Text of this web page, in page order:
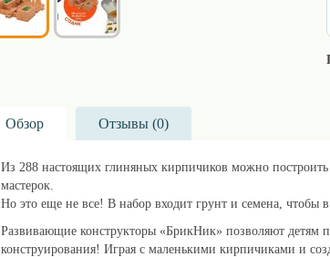
Обзор Отзывы (0)
Из 288 настоящих глиняных кирпичиков можно построить
мастерок.
Но это еще не все! В набор входит грунт и семена, чтобы в
Развивающие конструкторы «БрикНик» позволяют детям
конструирования! Играя с маленькими кирпичиками и